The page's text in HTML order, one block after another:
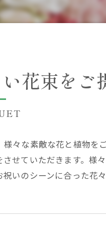
花束をご
々な素敵な花と植物を
せていただきます。様
いのシーンに合った花